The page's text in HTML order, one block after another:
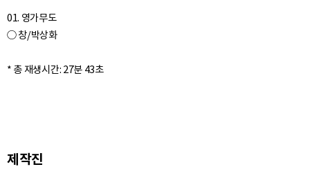
01. 영가무도
○ 창/박상화
* 총 재생시간: 27분 43초
제작진